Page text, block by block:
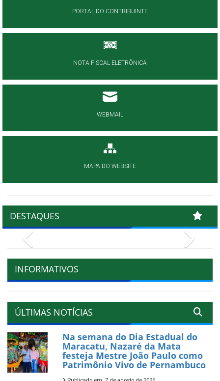
PORTAL DO CONTRIBUINTE
NOTA FISCAL ELETRÔNICA
WEBMAIL
MAPA DO WEBSITE
DESTAQUES
INFORMATIVOS
ÚLTIMAS NOTÍCIAS
Na semana do Dia Estadual do
Maracatu, Nazaré da Mata
festeja Mestre João Paulo como
Patrimônio Vivo de Pernambuco